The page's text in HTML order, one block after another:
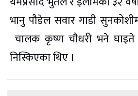
भानु पौडेल सवार गाडी
चालक कृष्ण चौधरी भने घाइते
निस्किएका थिए ।